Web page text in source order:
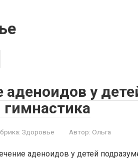
аденоидов у
гимнастика
Здоровье Автор: Ольга
аденоидов у детей